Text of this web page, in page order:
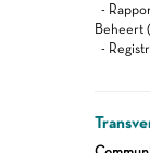
-
Beheert
-